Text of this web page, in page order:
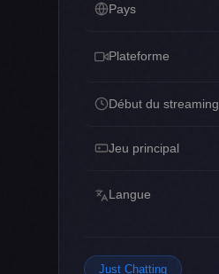
Pays
Plateforme
Début du streaming
Jeu principal
Langue
Just Chatting